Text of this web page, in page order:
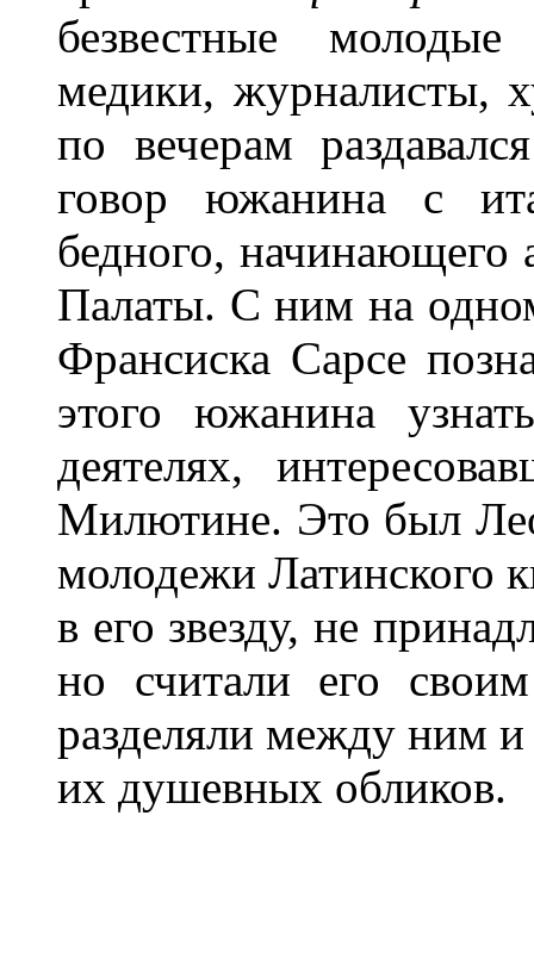
безвестные
медики, журналисты,
по вечерам
говор южанина с
бедного, начинающего
Палаты. С ним на
Франсиска Сарсе
этого южанина
деятелях,
Милютине. Это был
молодежи Латинского
в его звезду, не
но считали его
разделяли между ним
их душевных обликов.